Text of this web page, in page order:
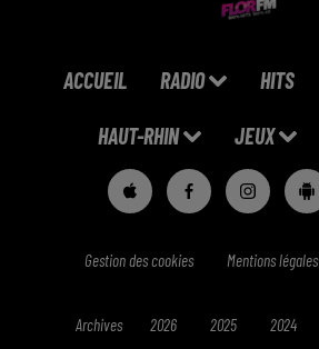
ACCUEIL RADIO HITS
HAUT-RHIN JEUX
Gestion des cookies Mentions légales
Archives 2026 2025 2024